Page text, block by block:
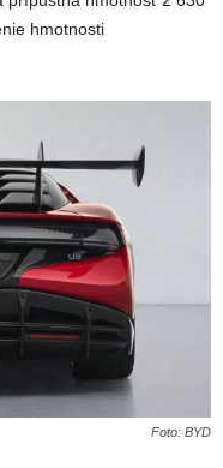
hmotnosti
Foto: BYD